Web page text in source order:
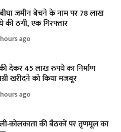
जमीन बेचने के नाम पर 78 लाख
की ठगी, एक गिरफ्तार
ago
देकर 45 लाख रुपये का निर्माण
खरीदने को किया मजबूर
ago
कोलकाता की बैठकों पर तृणमूल का